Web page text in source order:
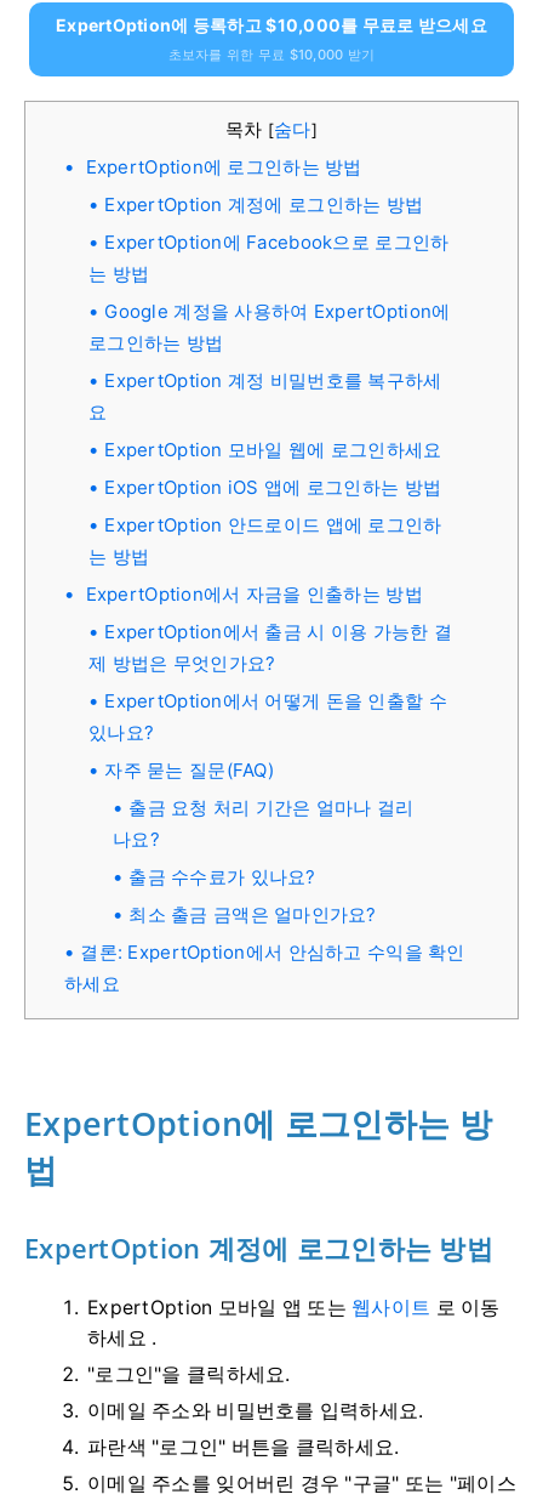
ExpertOption에 등록하고 $10,000를 무료로 받으세요
초보자를 위한 무료 $10,000 받기
목차 [숨다]
ExpertOption에 로그인하는 방법
ExpertOption 계정에 로그인하는 방법
ExpertOption에 Facebook으로 로그인하
는 방법
Google 계정을 사용하여 ExpertOption에
로그인하는 방법
ExpertOption 계정 비밀번호를 복구하세
요
ExpertOption 모바일 웹에 로그인하세요
ExpertOption iOS 앱에 로그인하는 방법
ExpertOption 안드로이드 앱에 로그인하
는 방법
ExpertOption에서 자금을 인출하는 방법
ExpertOption에서 출금 시 이용 가능한 결
제 방법은 무엇인가요?
ExpertOption에서 어떻게 돈을 인출할 수
있나요?
자주 묻는 질문(FAQ)
출금 요청 처리 기간은 얼마나 걸리
나요?
출금 수수료가 있나요?
최소 출금 금액은 얼마인가요?
결론: ExpertOption에서 안심하고 수익을 확인
하세요
ExpertOption에 로그인하는 방
법
ExpertOption 계정에 로그인하는 방법
ExpertOption 모바일 앱 또는 웹사이트 로 이동
하세요 .
"로그인"을 클릭하세요.
이메일 주소와 비밀번호를 입력하세요.
파란색 "로그인" 버튼을 클릭하세요.
이메일 주소를 잊어버린 경우 "구글" 또는 "페이스